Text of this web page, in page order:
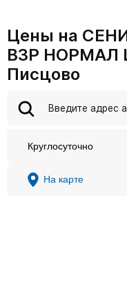
Цены на
ВЗР НОРМАЛ
Писцово
Круглосуточно
На карте